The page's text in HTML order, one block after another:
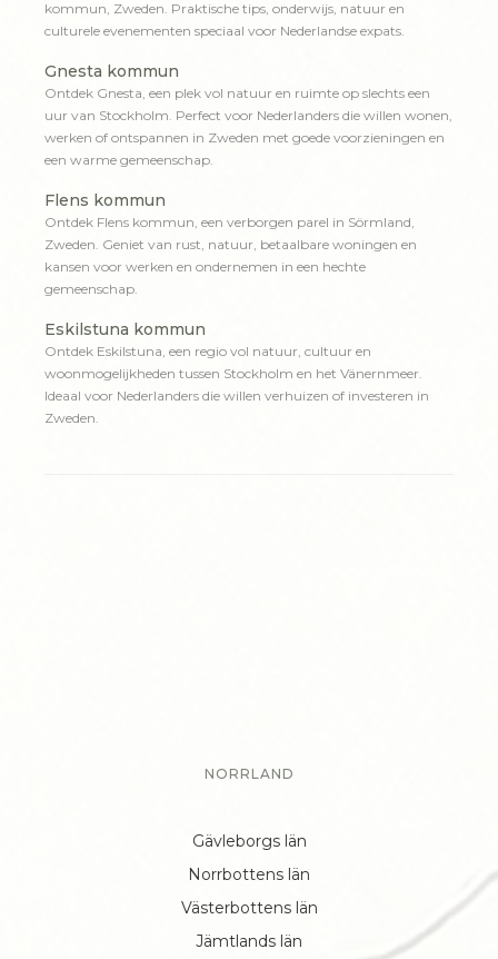
kommun, Zweden. Praktische tips, onderwijs, natuur en
culturele evenementen speciaal voor Nederlandse expats.
Gnesta kommun
Ontdek Gnesta, een plek vol natuur en ruimte op slechts een
uur van Stockholm. Perfect voor Nederlanders die willen wonen,
werken of ontspannen in Zweden met goede voorzieningen en
een warme gemeenschap.
Flens kommun
Ontdek Flens kommun, een verborgen parel in Sörmland,
Zweden. Geniet van rust, natuur, betaalbare woningen en
kansen voor werken en ondernemen in een hechte
gemeenschap.
Eskilstuna kommun
Ontdek Eskilstuna, een regio vol natuur, cultuur en
woonmogelijkheden tussen Stockholm en het Vänernmeer.
Ideaal voor Nederlanders die willen verhuizen of investeren in
Zweden.
NORRLAND
Gävleborgs län
Norrbottens län
Västerbottens län
Jämtlands län